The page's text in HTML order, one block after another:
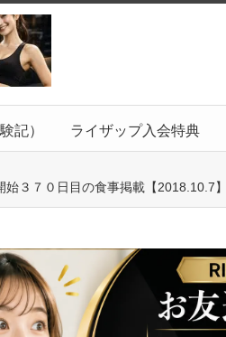
記） ライザップ入会特典
３７０日目の食事掲載【2018.10.7】